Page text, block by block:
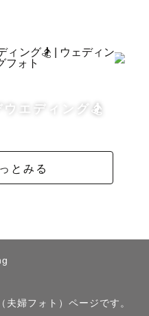
ださい。
ウエディング🏂
とみる
婦フォト）ページです。